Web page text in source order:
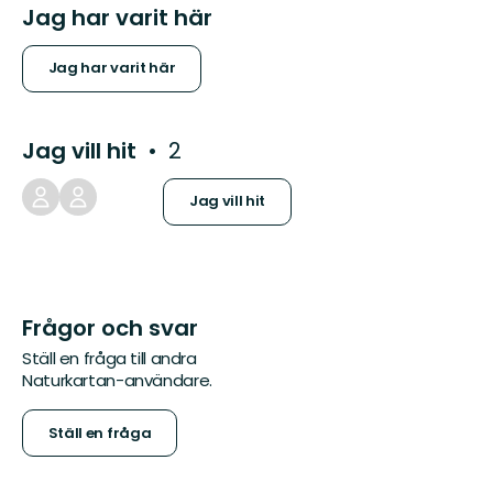
Jag har varit här
Jag har varit här
Jag vill hit 2
Jag vill hit
Frågor och svar
Ställ en fråga till andra
Naturkartan-användare.
Ställ en fråga